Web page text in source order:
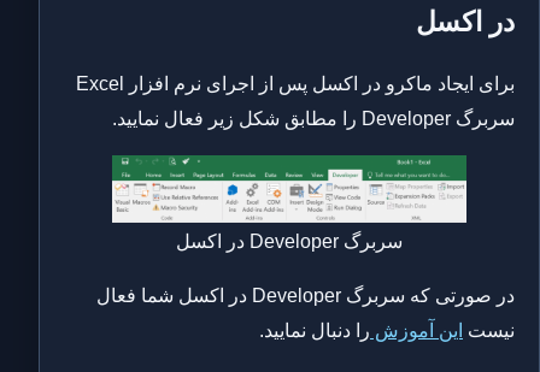
در اکسل
برای ایجاد ماکرو در اکسل پس از اجرای نرم افزار Excel
سربرگ Developer را مطابق شکل زیر فعال نمایید.
سربرگ Developer در اکسل
در صورتی که سربرگ Developer در اکسل شما فعال
نیست این آموزش را دنبال نمایید.